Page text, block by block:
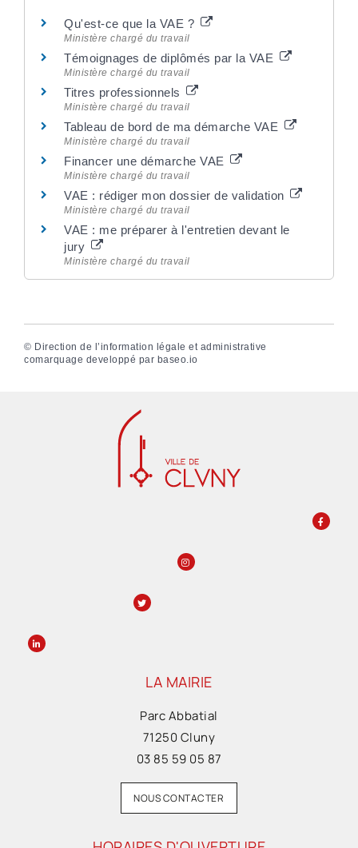
Qu'est-ce que la VAE ?
Ministère chargé du travail
Témoignages de diplômés par la VAE
Ministère chargé du travail
Titres professionnels
Ministère chargé du travail
Tableau de bord de ma démarche VAE
Ministère chargé du travail
Financer une démarche VAE
Ministère chargé du travail
VAE : rédiger mon dossier de validation
Ministère chargé du travail
VAE : me préparer à l'entretien devant le
jury
Ministère chargé du travail
© Direction de l’information légale et administrative
comarquage developpé par baseo.io
LA MAIRIE
Parc Abbatial
71250 Cluny
03 85 59 05 87
NOUS CONTACTER